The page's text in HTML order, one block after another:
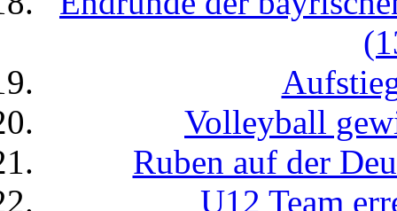
Volleyball
Ruben auf der
U12 Team